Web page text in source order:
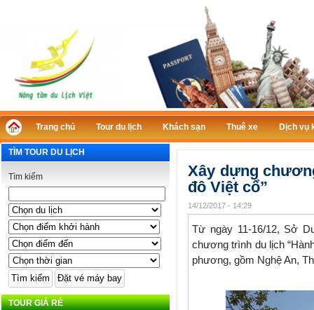
Trang chủ Tour du lịch Khách sạn Thuê xe Dịch vụ
TÌM TOUR DU LỊCH
Tìm kiếm
TOUR GIÁ RẺ
Xây dựng
đô Việt cổ”
14/12/2017 - 14:29
Từ ngày 11-16/12, Sở
chương trình du lịch
phương, gồm Nghệ An,